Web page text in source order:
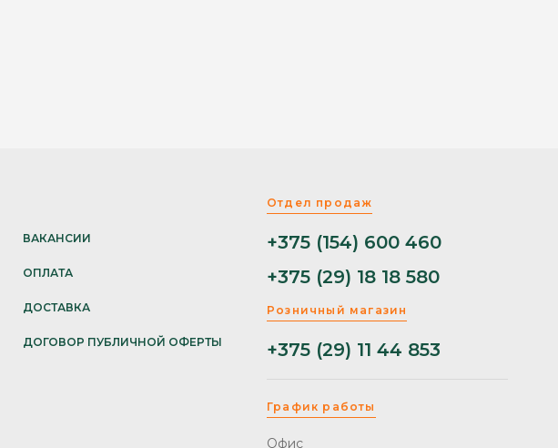
ВАКАНСИИ
ОПЛАТА
ДОСТАВКА
ДОГОВОР ПУБЛИЧНОЙ ОФЕРТЫ
Отдел продаж
+375 (154) 600 460
+375 (29) 18 18 580
Розничный магазин
+375 (29) 11 44 853
График работы
Офис